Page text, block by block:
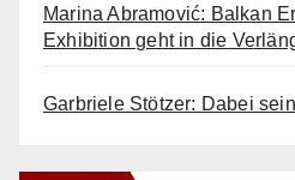
e
r
Marina Abramović: Balkan
Exhibition geht in die
Garbriele Stötzer: Dabei